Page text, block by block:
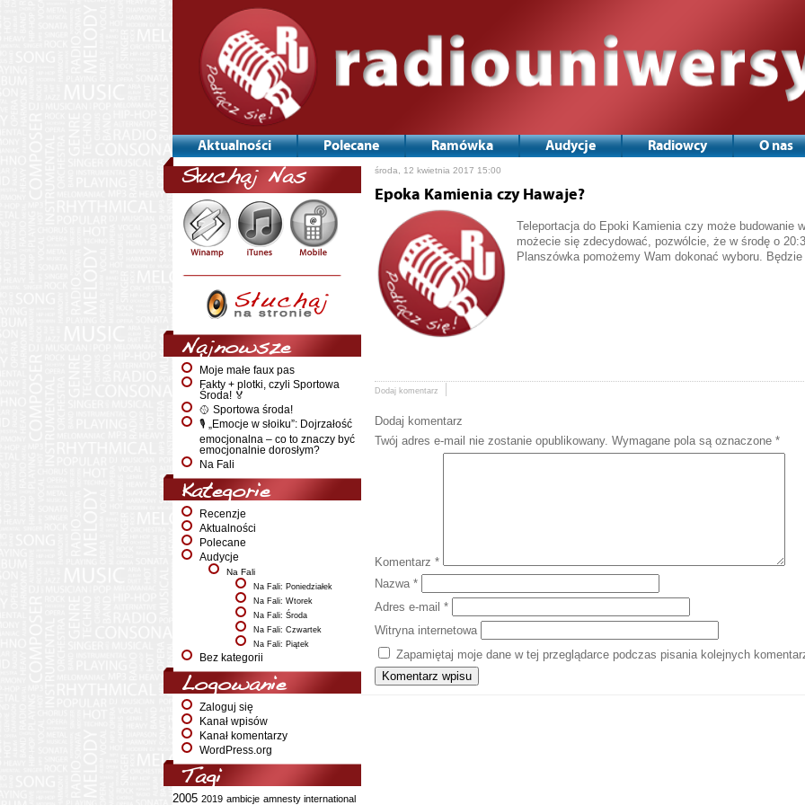
Aktualności Polecane Ramówka Audycje Radiowcy O nas
Słuchaj Nas
Najnowsze
Moje małe faux pas
Fakty + plotki, czyli Sportowa
Środa! 🏅
🥎 Sportowa środa!
🎙️ „Emocje w słoiku”: Dojrzałość
emocjonalna – co to znaczy być
emocjonalnie dorosłym?
Na Fali
Kategorie
Recenzje
Aktualności
Polecane
Audycje
Na Fali
Na Fali: Poniedziałek
Na Fali: Wtorek
Na Fali: Środa
Na Fali: Czwartek
Na Fali: Piątek
Bez kategorii
Logowanie
Zaloguj się
Kanał wpisów
Kanał komentarzy
WordPress.org
Tagi
2005 2019 ambicje amnesty international
środa, 12 kwietnia 2017 15:00
Epoka Kamienia czy Hawaje?
Teleportacja do Epoki Kamienia czy może budowanie
możecie się zdecydować, pozwólcie, że w środę o
Planszówka pomożemy Wam dokonać wyboru.
Dodaj komentarz
Dodaj komentarz
Twój adres e-mail nie zostanie opublikowany. Wymagane pola są oznaczone *
Komentarz *
Nazwa *
Adres e-mail *
Witryna internetowa
Zapamiętaj moje dane w tej przeglądarce podczas pisania kolejnych